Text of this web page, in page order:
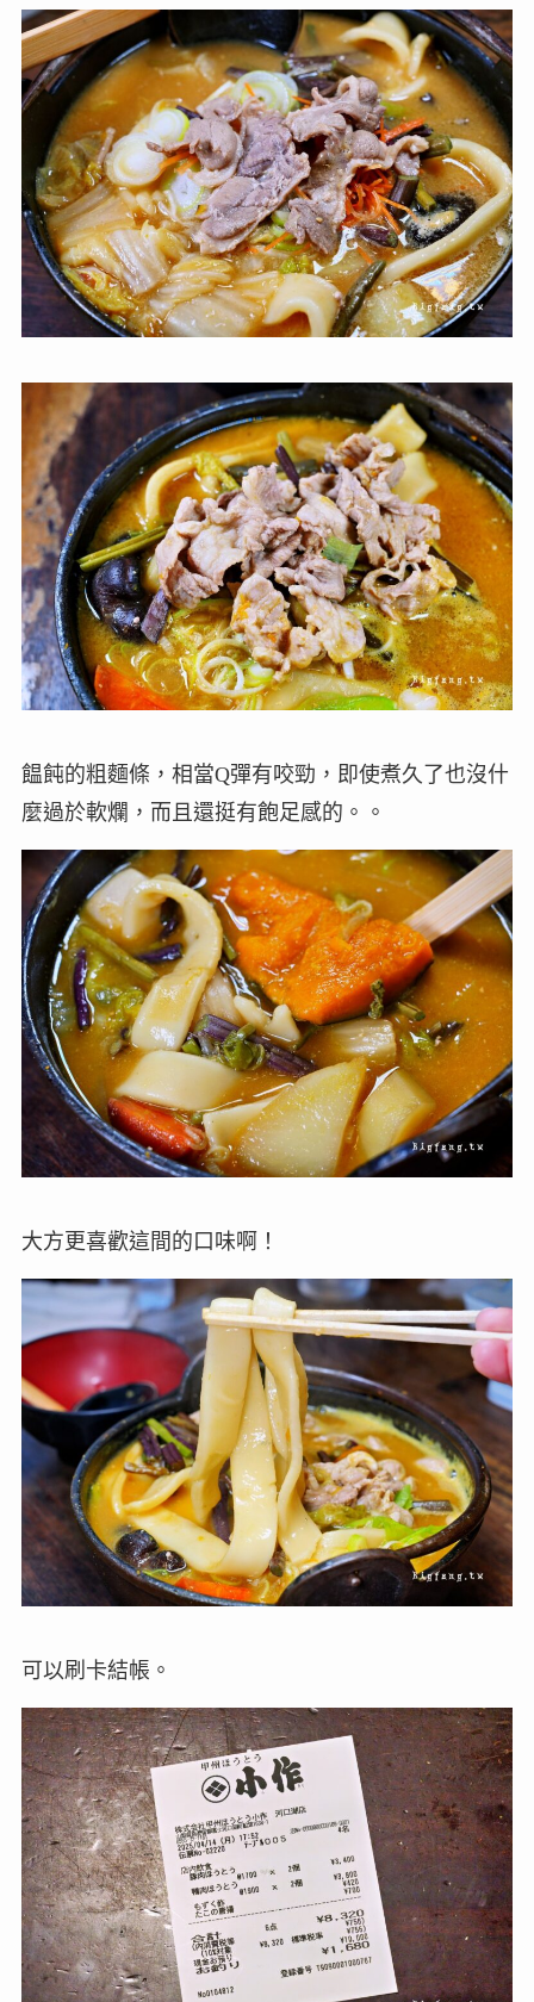
饂飩的粗麵條，相當Q彈有咬勁，即使煮久了也沒什
麼過於軟爛，而且還挺有飽足感的。。
大方更喜歡這間的口味啊！
可以刷卡結帳。